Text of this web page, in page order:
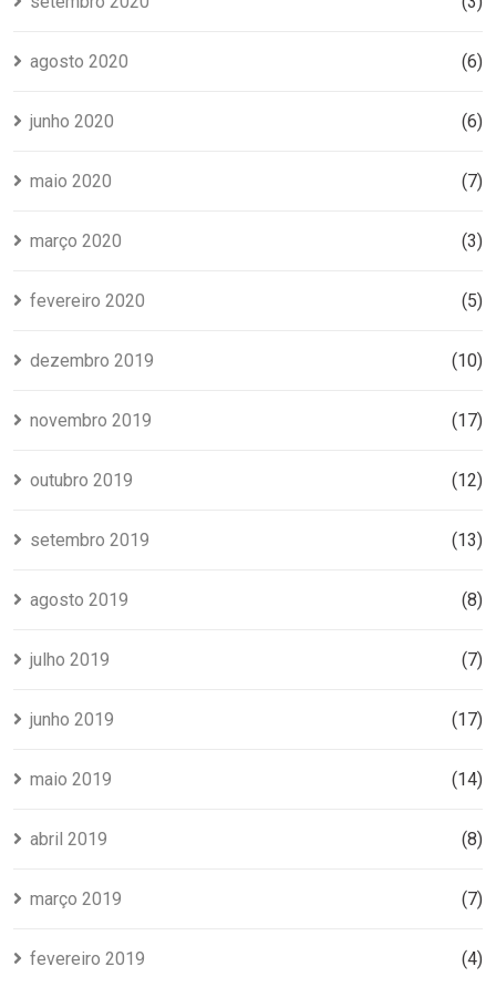
agosto 2020 (6)
junho 2020 (6)
maio 2020 (7)
março 2020 (3)
fevereiro 2020 (5)
dezembro 2019 (10)
novembro 2019 (17)
outubro 2019 (12)
setembro 2019 (13)
agosto 2019 (8)
julho 2019 (7)
junho 2019 (17)
maio 2019 (14)
abril 2019 (8)
março 2019 (7)
fevereiro 2019 (4)